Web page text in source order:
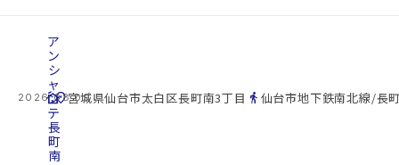
2026.08.09
cottage
ア
ン
シ
ャ
ン
テ
長
町
南
location_on宮城県仙台市太白区長町南3丁目 directions_walk 仙台市地下鉄南北線/長